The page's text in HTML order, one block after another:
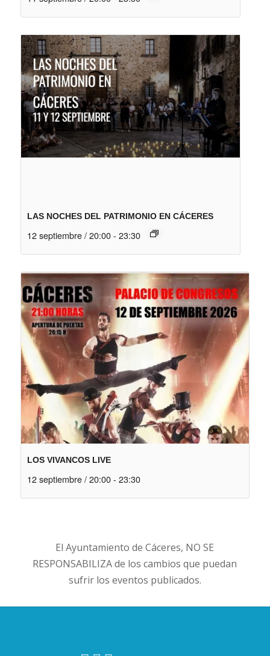
LAS NOCHES DEL PATRIMONIO EN CÁCERES
12 septiembre / 20:00 - 23:30
LOS VIVANCOS LIVE
12 septiembre / 20:00 - 23:30
El Ayuntamiento de Cáceres, NO SE
RESPONSABILIZA de los cambios que puedan
sufrir los eventos publicados.